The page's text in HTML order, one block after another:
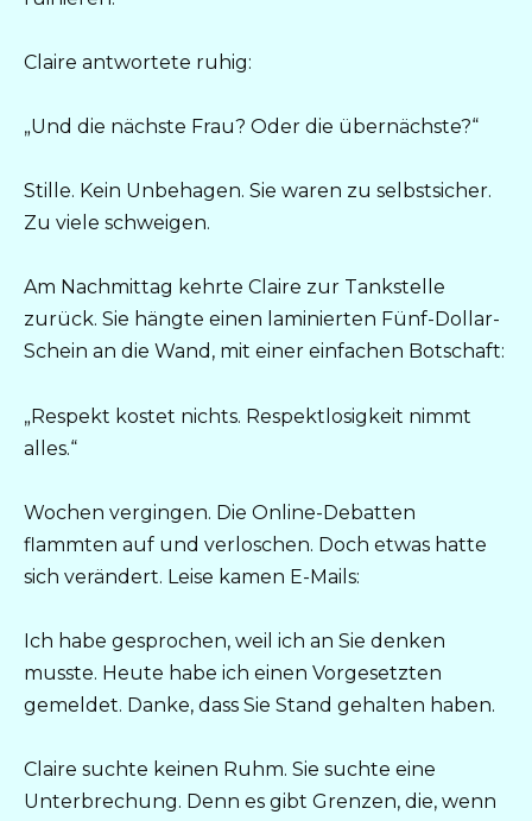
Claire antwortete ruhig:
„Und die nächste Frau? Oder die übernächste?“
Stille. Kein Unbehagen. Sie waren zu selbstsicher.
Zu viele schweigen.
Am Nachmittag kehrte Claire zur Tankstelle
zurück. Sie hängte einen laminierten Fünf-Dollar-
Schein an die Wand, mit einer einfachen Botschaft:
„Respekt kostet nichts. Respektlosigkeit nimmt
alles.“
Wochen vergingen. Die Online-Debatten
flammten auf und verloschen. Doch etwas hatte
sich verändert. Leise kamen E-Mails:
Ich habe gesprochen, weil ich an Sie denken
musste. Heute habe ich einen Vorgesetzten
gemeldet. Danke, dass Sie Stand gehalten haben.
Claire suchte keinen Ruhm. Sie suchte eine
Unterbrechung. Denn es gibt Grenzen, die, wenn